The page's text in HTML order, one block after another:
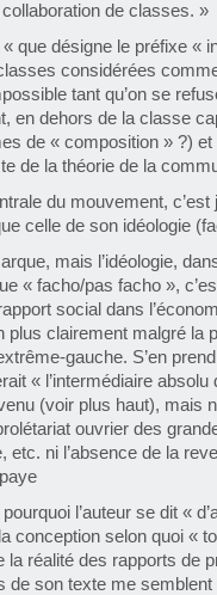
de classes. »
que désigne le préfixe «
considérées
tant qu’on se
en dehors de la classe
de « composition » ?)
de la théorie de la
du mouvement,
celle de son idéologie
mais l’idéologie,
« facho/pas facho »,
social dans
plus clairement malgré la
gauche. S’en
« l’intermédiaire
(voir plus haut), mais
ouvrier des
etc. ni l’absence de la
l’auteur se dit «
conception selon quoi «
réalité des rapports de
de son texte me